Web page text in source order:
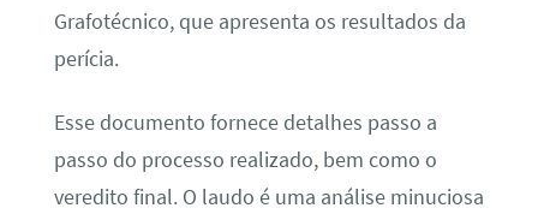
Grafotécnico, que apresenta os resultados da
perícia.
Esse documento fornece detalhes passo a
passo do processo realizado, bem como o
veredito final. O laudo é uma análise minuciosa